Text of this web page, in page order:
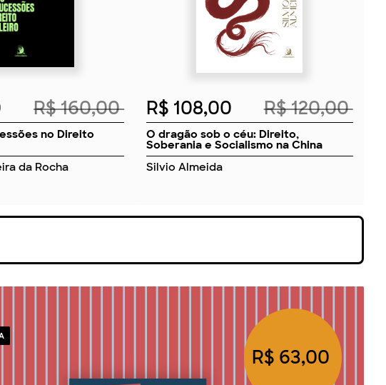
R$ 160,00
no Direito
da Rocha
R$ 108,00 R$ 120,00
O dragão sob o céu: Direito,
Soberania e Socialismo na China
Silvio Almeida
R$ 63,00